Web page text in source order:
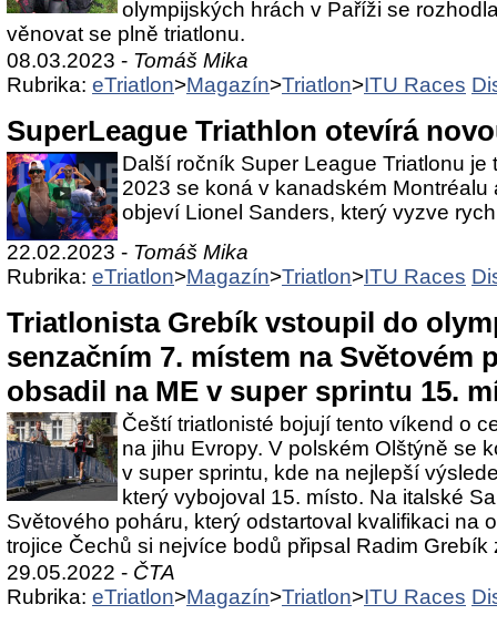
olympijských hrách v Paříži se
věnovat se plně triatlonu.
08.03.2023 - Tomáš Mika
Rubrika: eTriatlon>Magazín>Triatlon>ITU Races
SuperLeague Triathlon otevírá
Další ročník Super League Triatlonu je
2023 se koná v kanadském Montréalu
objeví Lionel Sanders, který vyzve
22.02.2023 - Tomáš Mika
Rubrika: eTriatlon>Magazín>Triatlon>ITU Races
Triatlonista Grebík vstoupil do
senzačním 7. místem na Světovém
obsadil na ME v super sprintu 15.
Čeští triatlonisté bojují tento víkend o
na jihu Evropy. V polském Olštýně se
v super sprintu, kde na nejlepší
který vybojoval 15. místo. Na italské
Světového poháru, který odstartoval kvalifikaci na
trojice Čechů si nejvíce bodů připsal Radim
29.05.2022 - ČTA
Rubrika: eTriatlon>Magazín>Triatlon>ITU Races